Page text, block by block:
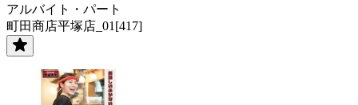
アルバイト・パート
町田商店平塚店_01[417]